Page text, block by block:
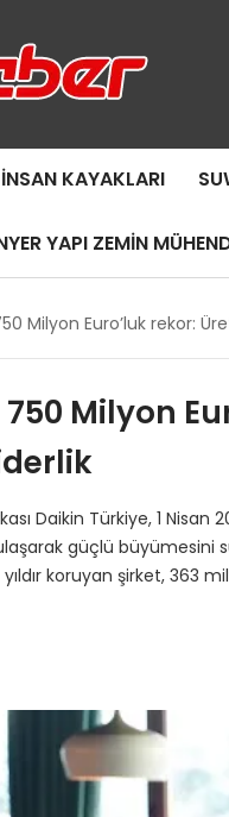
KAYAKLARI
YAPI ZEMIN
Milyon Euro’luk rekor:
Milyon
Daikin Türkiye, 1 Nisan
güçlü büyümesini
koruyan şirket, 363